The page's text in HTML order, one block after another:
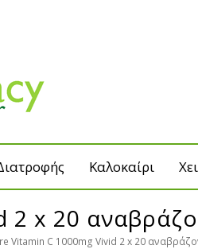
Καλοκαίρι
x 20
Vitamin C 1000mg Vivid 2 x 20